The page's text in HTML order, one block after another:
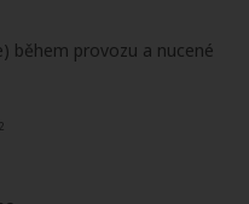
během provozu a nucené
2